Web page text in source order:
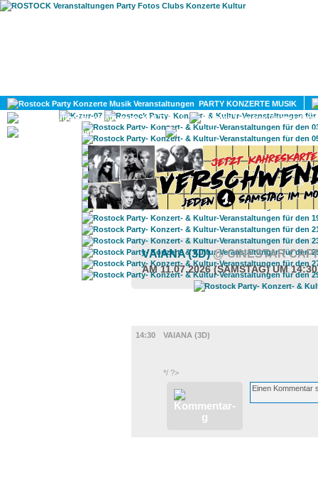
PARTY KONZERTE MUSIK
KULTUR
GAY
VAIANA (3D)@ CINESTAR
AM 11.07.2026 (SAMSTAG) UM
14:30
VAIANA (3D)
*/ ?>